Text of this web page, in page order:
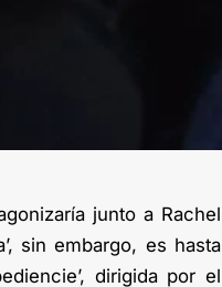
junto a Rachel
sin embargo, es hasta
dirigida por el